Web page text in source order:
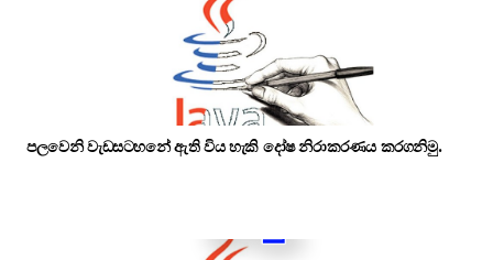
පලවෙනි වැඩසටහනේ ඇති විය හැකි දෝෂ නිරාකරණය කරගනිමු.